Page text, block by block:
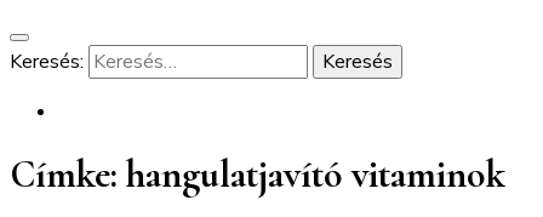
Keresés:
Címke:hangulatjavító vitaminok